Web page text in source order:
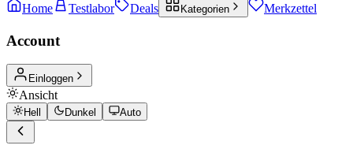
Home Testlabor Deals Kategorien Merkzettel
Account
Einloggen
Ansicht
Hell Dunkel Auto